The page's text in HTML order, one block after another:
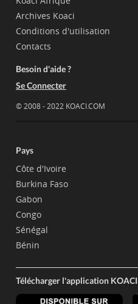
Archives Koaci
Conditions d'utilisation
Contacts
Besoin d'aide ?
Se Connecter
© 2008 - 2022 KOACI.COM
Pays
Côte d'Ivoire
Burkina Faso
Gabon
Congo
Sénégal
Bénin
Télécharger l'application KOACI